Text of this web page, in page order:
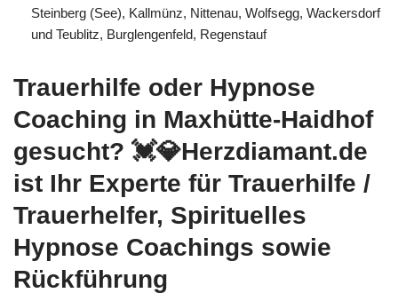
Steinberg (See), Kallmünz, Nittenau, Wolfsegg, Wackersdorf
und Teublitz, Burglengenfeld, Regenstauf
Trauerhilfe oder Hypnose
Coaching in Maxhütte-Haidhof
gesucht? 💓️💎Herzdiamant.de
ist Ihr Experte für Trauerhilfe /
Trauerhelfer, Spirituelles
Hypnose Coachings sowie
Rückführung